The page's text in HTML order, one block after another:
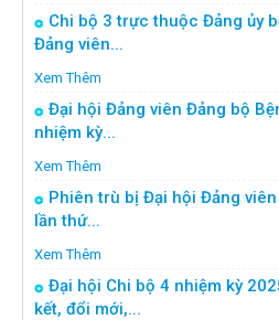
Chi bộ 3 trực thuộc Đảng ủy
Đảng viên...
Xem Thêm
Đại hội Đảng viên Đảng bộ
nhiệm kỳ...
Xem Thêm
Phiên trù bị Đại hội Đảng
lần thứ...
Xem Thêm
Đại hội Chi bộ 4 nhiệm kỳ
kết, đổi mới,...